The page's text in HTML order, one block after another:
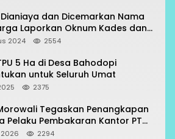
dan Dicemarkan Nama
Laporkan Oknum Kades dan
2024 2554
5 Ha di Desa Bahodopi
untuk Seluruh Umat
2375
Tegaskan Penangkapan
Pelaku Pembakaran Kantor PT
Prosedur
2294